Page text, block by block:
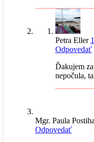
Petra Eller
Odpovedať
Ďakujem
nepočula,
Mgr. Paula
Odpovedať